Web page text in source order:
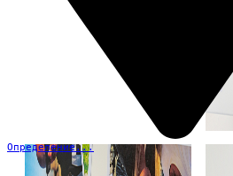
Определение...